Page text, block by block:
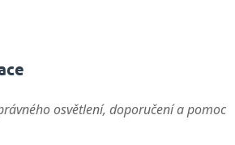
osvětlení, doporučení a pomoc